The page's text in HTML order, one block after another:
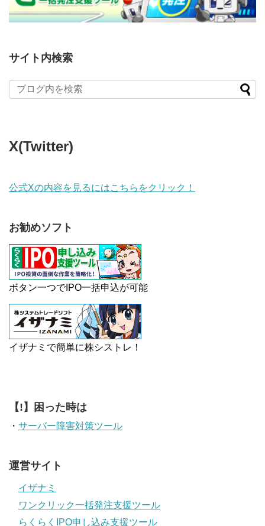
サイト内検索
X(Twitter)
公式Xの内容を見るにはこちらをクリック！
お勧めソフト
ボタン一つでIPO一括申込が可能
イザナミで簡単に株シストレ！
【!】困った時は
・ サーバー障害対策ツール
運営サイト
イザナミ
ワンクリック一括発注支援ツール
らくらくIPO申し込み支援ツール